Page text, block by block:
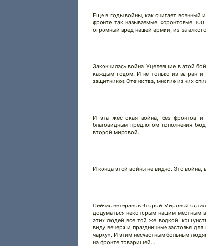
Еще в годы войны, как считает военный
фронте так называемые «фронтовые 100
огромный вред нашей армии, из-за
Закончилась война. Уцелевшие в этой
каждым годом. И не только из-за ран и
защитников Отечества, многие из них
И эта жестокая война, без фронтов и
благовидным предлогом пополнения
второй мировой.
И конца этой войны не видно. Это
Сейчас ветеранов Второй Мировой
додуматься некоторым нашим местным
этих людей все той же водкой,
виду вечера и праздничные застолья
чарку». И этим несчастным больным
на фронте товарищей…